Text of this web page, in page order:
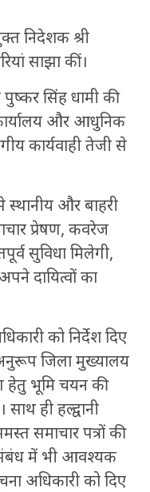
निदेशक श्री
साझा कीं।
पुष्कर सिंह धामी की
और आधुनिक
कार्यवाही तेजी से
और बाहरी
प्रेषण, कवरेज
सुविधा मिलेगी,
दायित्वों का
को निर्देश दिए
अनुरूप जिला मुख्यालय
हेतु भूमि चयन की
ही हल्द्वानी
समाचार पत्रों की
संबंध में भी आवश्यक
अधिकारी को दिए